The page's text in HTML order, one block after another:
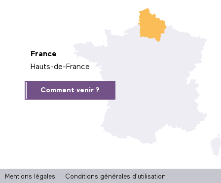
France
Hauts-de-France
Comment venir ?
Mentions légales Conditions générales d'utilisation